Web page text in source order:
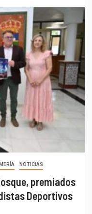
NOTICIAS
premiados
Deportivos